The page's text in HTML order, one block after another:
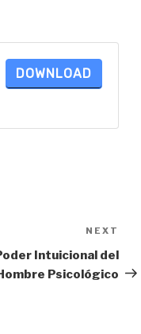
DOWNLOAD
Post
NEXT
Intuicional del
Psicológico